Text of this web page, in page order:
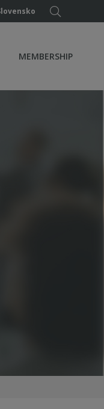
MEMBERSHIP